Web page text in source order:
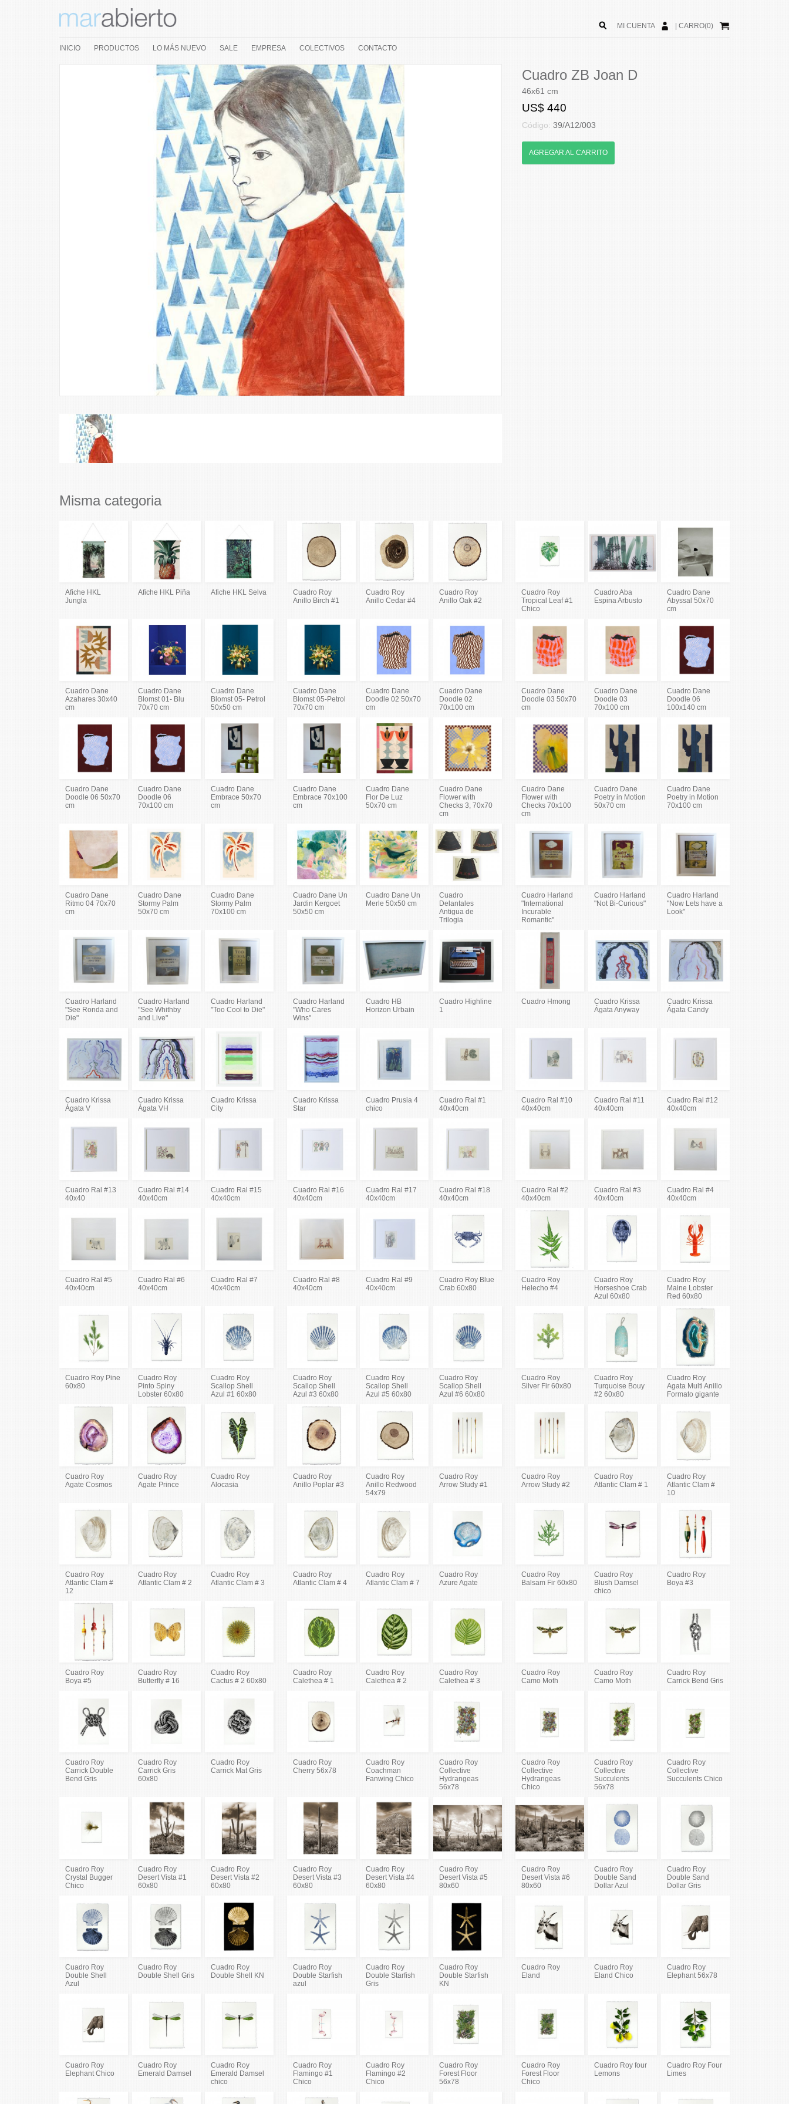
|CARRO(0)
MI CUENTA
INICIO PRODUCTOS LO MÁS NUEVO SALE EMPRESA COLECTIVOS CONTACTO
Cuadro ZB Joan D
46x61 cm
US$ 440
Código:39/A12/003
AGREGAR AL CARRITO
Misma categoria
Afiche HKL
Jungla
Afiche HKL Piña Afiche HKL Selva
Cuadro Roy
Anillo Birch #1
Cuadro Roy
Anillo Cedar #4
Cuadro Roy
Anillo Oak #2
Cuadro Roy
Tropical Leaf #1
Chico
Cuadro Aba
Espina Arbusto
Cuadro Dane
Abyssal 50x70
cm
Cuadro Dane
Azahares 30x40
cm
Cuadro Dane
Blomst 01- Blu
70x70 cm
Cuadro Dane
Blomst 05- Petrol
50x50 cm
Cuadro Dane
Blomst 05-Petrol
70x70 cm
Cuadro Dane
Doodle 02 50x70
cm
Cuadro Dane
Doodle 02
70x100 cm
Cuadro Dane
Doodle 03 50x70
cm
Cuadro Dane
Doodle 03
70x100 cm
Cuadro Dane
Doodle 06
100x140 cm
Cuadro Dane
Doodle 06 50x70
cm
Cuadro Dane
Doodle 06
70x100 cm
Cuadro Dane
Embrace 50x70
cm
Cuadro Dane
Embrace 70x100
cm
Cuadro Dane
Flor De Luz
50x70 cm
Cuadro Dane
Flower with
Checks 3, 70x70
cm
Cuadro Dane
Flower with
Checks 70x100
cm
Cuadro Dane
Poetry in Motion
50x70 cm
Cuadro Dane
Poetry in Motion
70x100 cm
Cuadro Dane
Ritmo 04 70x70
cm
Cuadro Dane
Stormy Palm
50x70 cm
Cuadro Dane
Stormy Palm
70x100 cm
Cuadro Dane Un
Jardin Kergoet
50x50 cm
Cuadro Dane Un
Merle 50x50 cm
Cuadro
Delantales
Antigua de
Trilogia
Cuadro Harland
"International
Incurable
Romantic"
Cuadro Harland
"Not Bi-Curious"
Cuadro Harland
"Now Lets have a
Look"
Cuadro Harland
"See Ronda and
Die"
Cuadro Harland
"See Whithby
and Live"
Cuadro Harland
"Too Cool to Die"
Cuadro Harland
"Who Cares
Wins"
Cuadro HB
Horizon Urbain
Cuadro Highline
1
Cuadro Hmong
Cuadro Krissa
Ágata Anyway
Cuadro Krissa
Ágata Candy
Cuadro Krissa
Ágata V
Cuadro Krissa
Ágata VH
Cuadro Krissa
City
Cuadro Krissa
Star
Cuadro Prusia 4
chico
Cuadro Ral #1
40x40cm
Cuadro Ral #10
40x40cm
Cuadro Ral #11
40x40cm
Cuadro Ral #12
40x40cm
Cuadro Ral #13
40x40
Cuadro Ral #14
40x40cm
Cuadro Ral #15
40x40cm
Cuadro Ral #16
40x40cm
Cuadro Ral #17
40x40cm
Cuadro Ral #18
40x40cm
Cuadro Ral #2
40x40cm
Cuadro Ral #3
40x40cm
Cuadro Ral #4
40x40cm
Cuadro Ral #5
40x40cm
Cuadro Ral #6
40x40cm
Cuadro Ral #7
40x40cm
Cuadro Ral #8
40x40cm
Cuadro Ral #9
40x40cm
Cuadro Roy Blue
Crab 60x80
Cuadro Roy
Helecho #4
Cuadro Roy
Horseshoe Crab
Azul 60x80
Cuadro Roy
Maine Lobster
Red 60x80
Cuadro Roy Pine
60x80
Cuadro Roy
Pinto Spiny
Lobster 60x80
Cuadro Roy
Scallop Shell
Azul #1 60x80
Cuadro Roy
Scallop Shell
Azul #3 60x80
Cuadro Roy
Scallop Shell
Azul #5 60x80
Cuadro Roy
Scallop Shell
Azul #6 60x80
Cuadro Roy
Silver Fir 60x80
Cuadro Roy
Turquoise Bouy
#2 60x80
Cuadro Roy
Agata Multi Anillo
Formato gigante
Cuadro Roy
Agate Cosmos
Cuadro Roy
Agate Prince
Cuadro Roy
Alocasia
Cuadro Roy
Anillo Poplar #3
Cuadro Roy
Anillo Redwood
54x79
Cuadro Roy
Arrow Study #1
Cuadro Roy
Arrow Study #2
Cuadro Roy
Atlantic Clam # 1
Cuadro Roy
Atlantic Clam #
10
Cuadro Roy
Atlantic Clam #
12
Cuadro Roy
Atlantic Clam # 2
Cuadro Roy
Atlantic Clam # 3
Cuadro Roy
Atlantic Clam # 4
Cuadro Roy
Atlantic Clam # 7
Cuadro Roy
Azure Agate
Cuadro Roy
Balsam Fir 60x80
Cuadro Roy
Blush Damsel
chico
Cuadro Roy
Boya #3
Cuadro Roy
Boya #5
Cuadro Roy
Butterfly # 16
Cuadro Roy
Cactus # 2 60x80
Cuadro Roy
Calethea # 1
Cuadro Roy
Calethea # 2
Cuadro Roy
Calethea # 3
Cuadro Roy
Camo Moth
Cuadro Roy
Camo Moth
Cuadro Roy
Carrick Bend Gris
Cuadro Roy
Carrick Double
Bend Gris
Cuadro Roy
Carrick Gris
60x80
Cuadro Roy
Carrick Mat Gris
Cuadro Roy
Cherry 56x78
Cuadro Roy
Coachman
Fanwing Chico
Cuadro Roy
Collective
Hydrangeas
56x78
Cuadro Roy
Collective
Hydrangeas
Chico
Cuadro Roy
Collective
Succulents
56x78
Cuadro Roy
Collective
Succulents Chico
Cuadro Roy
Crystal Bugger
Chico
Cuadro Roy
Desert Vista #1
60x80
Cuadro Roy
Desert Vista #2
60x80
Cuadro Roy
Desert Vista #3
60x80
Cuadro Roy
Desert Vista #4
60x80
Cuadro Roy
Desert Vista #5
80x60
Cuadro Roy
Desert Vista #6
80x60
Cuadro Roy
Double Sand
Dollar Azul
Cuadro Roy
Double Sand
Dollar Gris
Cuadro Roy
Double Shell
Azul
Cuadro Roy
Double Shell Gris
Cuadro Roy
Double Shell KN
Cuadro Roy
Double Starfish
azul
Cuadro Roy
Double Starfish
Gris
Cuadro Roy
Double Starfish
KN
Cuadro Roy
Eland
Cuadro Roy
Eland Chico
Cuadro Roy
Elephant 56x78
Cuadro Roy
Elephant Chico
Cuadro Roy
Emerald Damsel
Cuadro Roy
Emerald Damsel
chico
Cuadro Roy
Flamingo #1
Chico
Cuadro Roy
Flamingo #2
Chico
Cuadro Roy
Forest Floor
56x78
Cuadro Roy
Forest Floor
Chico
Cuadro Roy four
Lemons
Cuadro Roy Four
Limes